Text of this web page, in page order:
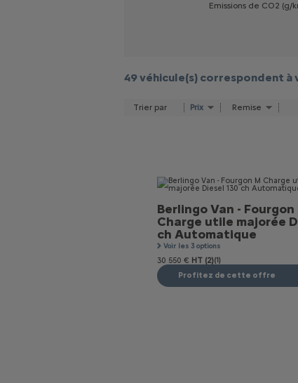
Emissions de CO2 (g/
49 véhicule(s) correspondent à
Trier par Prix Remise
Berlingo Van - Fourgon
Charge utile majorée
ch Automatique
Voir les 3 options
30 550 € HT (2)(1)
Profitez de cette offre